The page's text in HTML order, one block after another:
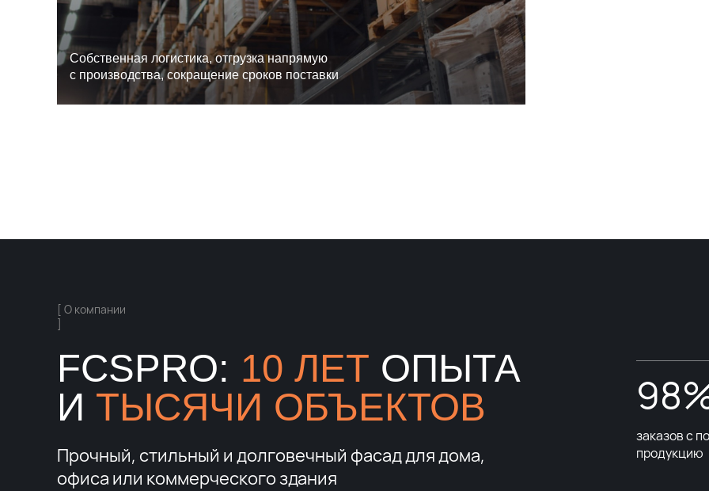
Cобственная логистика, отгрузка напрямую
с производства, сокращение сроков поставки
FCSPRO: 10 ЛЕТ ОПЫТА
И ТЫСЯЧИ ОБЪЕКТОВ
Прочный, стильный и долговечный фасад для дома,
офиса или коммерческого здания
заказов с
продукцию
[ О компании
]